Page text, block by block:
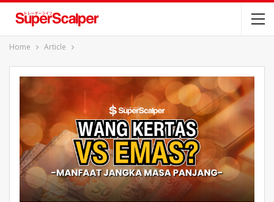
Home Article